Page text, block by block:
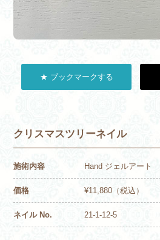
★ ブックマークする
クリスマスツリーネイル
施術内容 Hand ジェルアート
価格 ¥11,880（税込）
ネイル No. 21-1-12-5